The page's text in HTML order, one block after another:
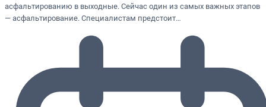
асфальтированию в выходные. Сейчас один из самых важных этапов
— асфальтирование. Специалистам предстоит…